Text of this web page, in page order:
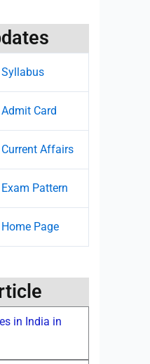
Syllabus
Admit Card
Current Affairs
Exam Pattern
Home Page
in India in